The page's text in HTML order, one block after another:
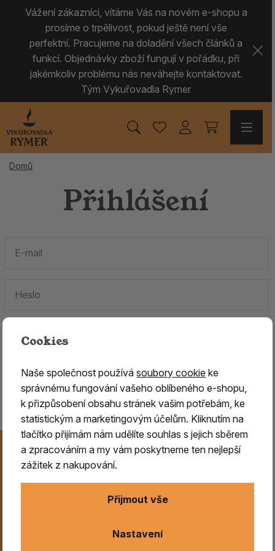
Vážení zákazníci, vítáme Vás na novém e-shopu a
prosíme o trpělivost, pokud ještě není vše
perfektní. Pracujeme na doladění všech článků a
funkcí. Objednávky zboží fungují v pořádku, při
jakémkoliv problému nás neváhejte kontaktovat.
Tým Vykuřovadla Rymer
Domů
Přihlášení
Zapomenuté heslo.
Jste tu poprvé?Zaregistrujte se
Novinky na Váš e-mail
Už nikdy nezmeškejte naše novinky, akce a speciální
nabídky. Přihlášení můžete kdykoliv zrušit.
Cookies
Naše společnost používásoubory cookie ke
správnému fungování vašeho oblíbeného e-shopu,
k přizpůsobení obsahu stránek vašim potřebám, ke
statistickým a marketingovým účelům. Kliknutím na
tlačítko přijímám nám udělíte souhlas s jejich sběrem
a zpracováním a my vám poskytneme ten nejlepší
zážitek z nakupování.
Nastavení
Přijmout vše